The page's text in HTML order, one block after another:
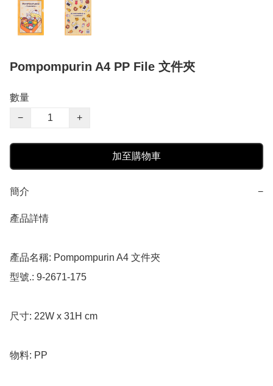
Pompompurin A4 PP File 文件夾
數量
−
+
加至購物車
簡介 −
產品詳情
產品名稱: Pompompurin A4 文件夾
型號.: 9-2671-175
尺寸: 22W x 31H cm
物料: PP